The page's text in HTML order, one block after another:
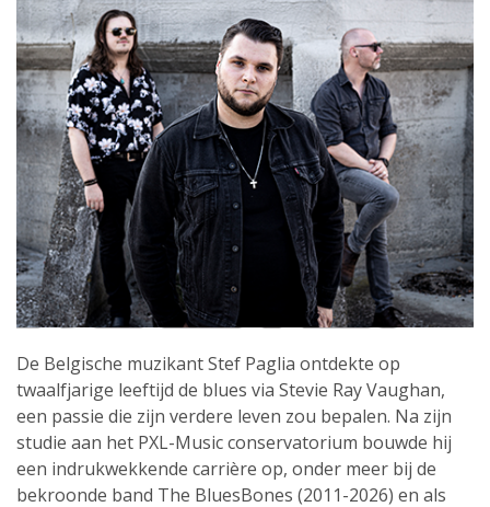
De Belgische muzikant Stef Paglia ontdekte op
twaalfjarige leeftijd de blues via Stevie Ray Vaughan,
een passie die zijn verdere leven zou bepalen. Na zijn
studie aan het PXL-Music conservatorium bouwde hij
een indrukwekkende carrière op, onder meer bij de
bekroonde band The BluesBones (2011-2026) en als